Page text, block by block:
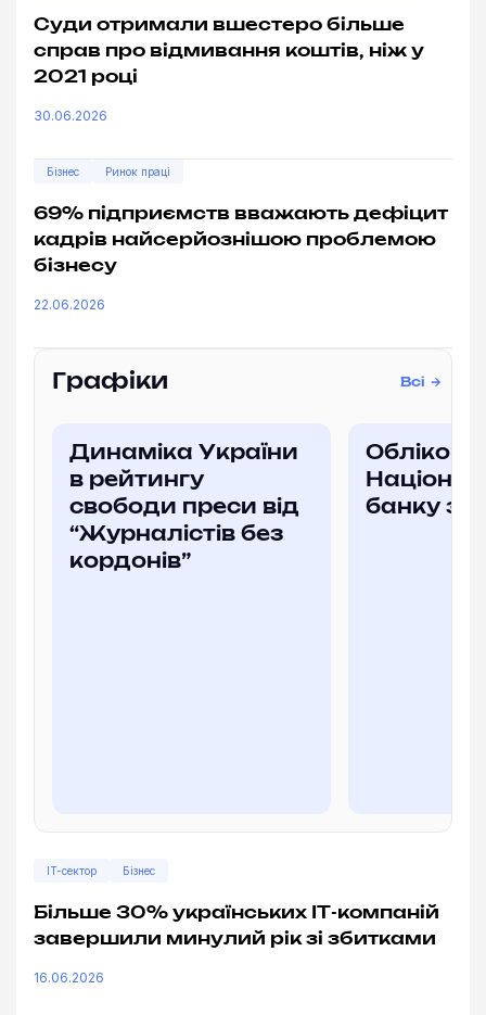
Суди отримали вшестеро більше
справ про відмивання коштів, ніж у
2021 році
30.06.2026
Бізнес Ринок праці
69% підприємств вважають дефіцит
кадрів найсерйознішою проблемою
бізнесу
22.06.2026
Графіки Всі
Динаміка України
в рейтингу
свободи преси від
“Журналістів без
кордонів”
Облікова
банку за
IT-сектор Бізнес
Більше 30% українських ІТ-компаній
завершили минулий рік зі збитками
16.06.2026